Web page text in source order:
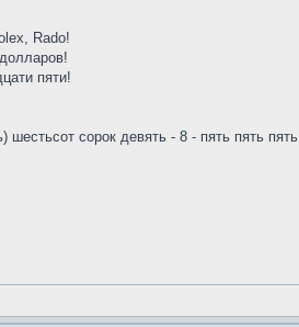
Rado!
пяти!
сорок девять - 8 - пять пять пять